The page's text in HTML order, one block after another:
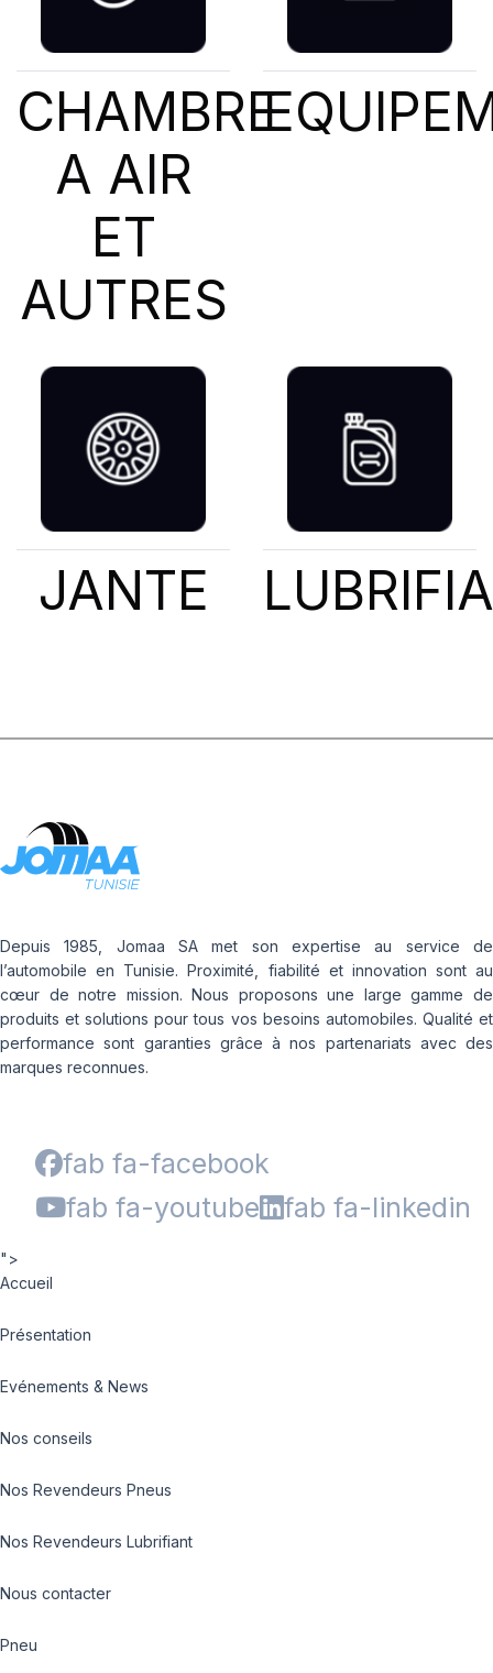
CHAMBRE
A AIR
ET
AUTRES
JANTE
Depuis 1985, Jomaa SA met son expertise au service de
l’automobile en Tunisie. Proximité, fiabilité et innovation sont au
cœur de notre mission. Nous proposons une large gamme de
produits et solutions pour tous vos besoins automobiles. Qualité et
performance sont garanties grâce à nos partenariats avec des
marques reconnues.
fab fa-facebook
fab fa-youtube
fab fa-linkedin
">
Accueil
Présentation
Evénements & News
Nos conseils
Nos Revendeurs Pneus
Nos Revendeurs Lubrifiant
Nous contacter
Pneu